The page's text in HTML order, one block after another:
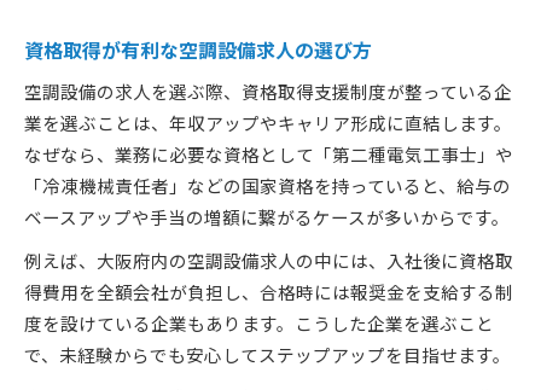
資格取得が有利な空調設備求人の選び方
空調設備の求人を選ぶ際、資格取得支援制度が整っている企
業を選ぶことは、年収アップやキャリア形成に直結します。
なぜなら、業務に必要な資格として「第二種電気工事士」や
「冷凍機械責任者」などの国家資格を持っていると、給与の
ベースアップや手当の増額に繋がるケースが多いからです。
例えば、大阪府内の空調設備求人の中には、入社後に資格取
得費用を全額会社が負担し、合格時には報奨金を支給する制
度を設けている企業もあります。こうした企業を選ぶこと
で、未経験からでも安心してステップアップを目指せます。